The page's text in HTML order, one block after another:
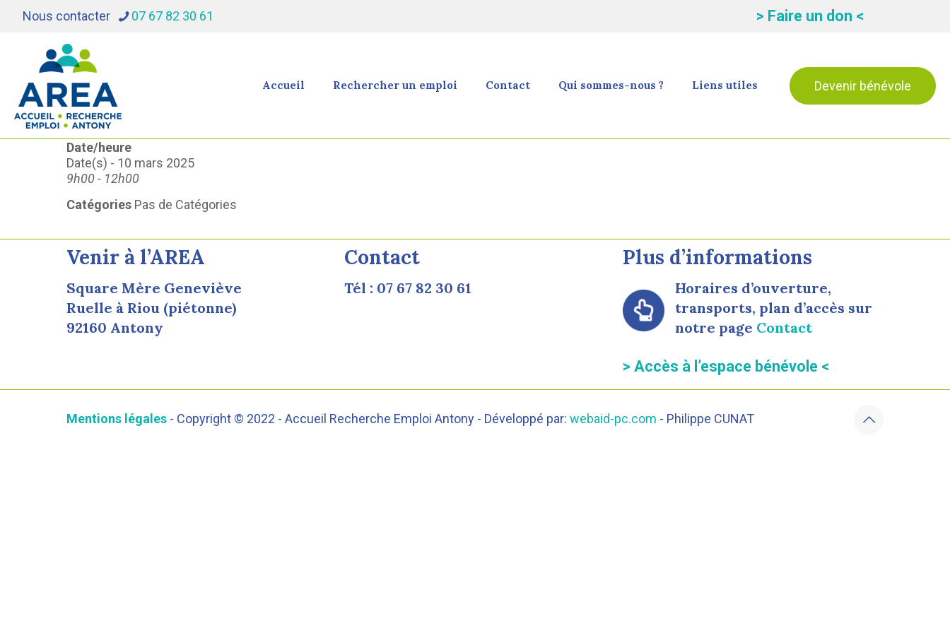
Nous contacter 07 67 82 30 61 > Faire un don <
Accueil Rechercher un emploi Contact Qui sommes-nous ? Liens utiles Devenir bénévole
Date/heure
Date(s) - 10 mars 2025
9h00 - 12h00
CatégoriesPas de Catégories
Venir à l’AREA
Square Mère Geneviève
Ruelle à Riou (piétonne)
92160 Antony
Contact
Tél : 07 67 82 30 61
Plus d’informations
Horaires d’ouverture,
transports, plan d’accès sur
notre page Contact
> Accès à l’espace bénévole <
Mentions légales - Copyright © 2022 - Accueil Recherche Emploi Antony - Développé par: webaid-pc.com - Philippe CUNAT